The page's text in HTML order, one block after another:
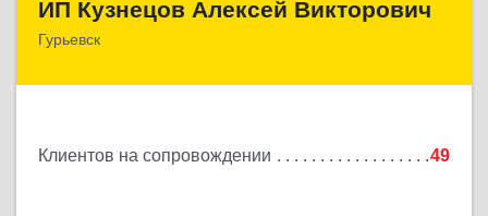
ИП Кузнецов Алексей Викторович
Гурьевск
Клиентов на сопровождении 49